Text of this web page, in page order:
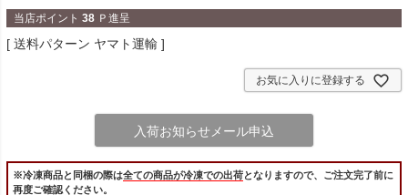
当店ポイント 38 Ｐ進呈
送料パターン ヤマト運輸
お気に入りに登録する
入荷お知らせメール申込
※冷凍商品と同梱の際は全ての商品が冷凍での出荷となりますので、ご注文完了前に
再度ご確認ください。